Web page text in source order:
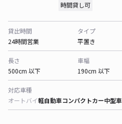
時間貸し可
貸出時間
24時間営業
タイプ
平置き
長さ
500cm 以下
車幅
190cm 以下
対応車種
オートバイ軽自動車コンパクトカー中型車